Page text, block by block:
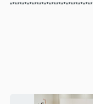
**********************************